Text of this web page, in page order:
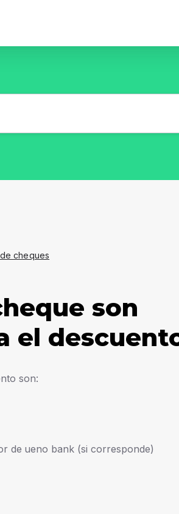
cheques
son
el
son:
de ueno bank (si corresponde)